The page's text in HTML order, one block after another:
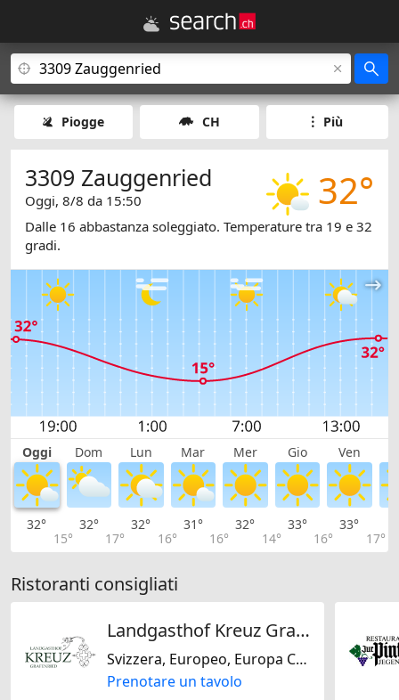
Piogge CH Più
32°
3309 Zauggenried
Oggi, 8/8 da 15:50
Dalle 16 abbastanza soleggiato. Temperature tra 19 e 32
gradi.
Oggi Dom Lun Mar Mer Gio Ven
32°
15°
32°
17°
32°
16°
31°
16°
32°
14°
33°
16°
33°
17°
Ristoranti consigliati
Landgasthof Kreuz Grafenried GmbH
Svizzera, Europeo, Europa Centrale
Prenotare un tavolo